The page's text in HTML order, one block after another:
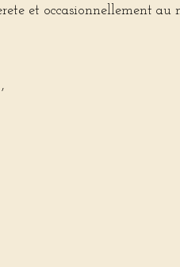
et occasionnellement au
,